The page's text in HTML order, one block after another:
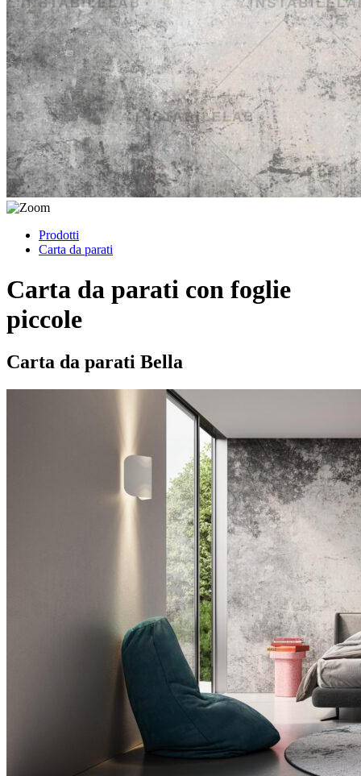
Prodotti
Carta da parati
Carta da parati con foglie
piccole
Carta da parati Bella